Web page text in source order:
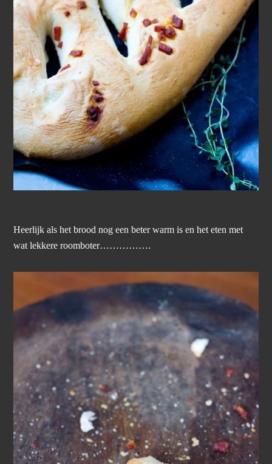
Heerlijk als het brood nog een beter warm is en het eten met
wat lekkere roomboter…………….